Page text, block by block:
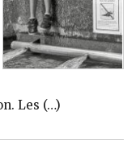
Les (…)